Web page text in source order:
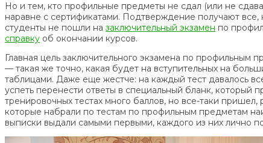
Но и тем, кто профильные предметы не сдал (или не
наравне с сертификатами. Подтверждение получают
студенты не пошли на заключительный экзамен по
справку об окончании курсов.
Главная цель заключительного экзамена по
— такая же точно, какая будет на вступительных на
таблицами. Даже еще жестче: на каждый тест давалось
успеть перенести ответы в специальный бланк, который
тренировочных тестах много баллов, но все-таки
которые набрали по тестам по профильным предметам
выписки выдали самыми первыми, каждого из них лично